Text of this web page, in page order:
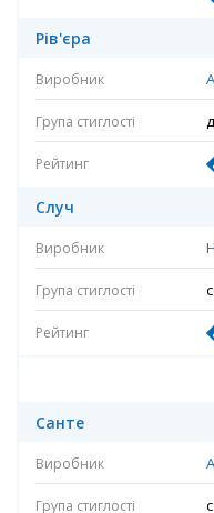
Рів'єра
Случ
Санте